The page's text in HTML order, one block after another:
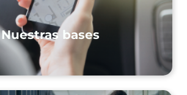
Nuestras bases